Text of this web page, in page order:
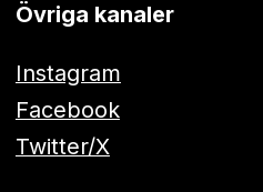
Övriga kanaler
Instagram
Facebook
Twitter/X